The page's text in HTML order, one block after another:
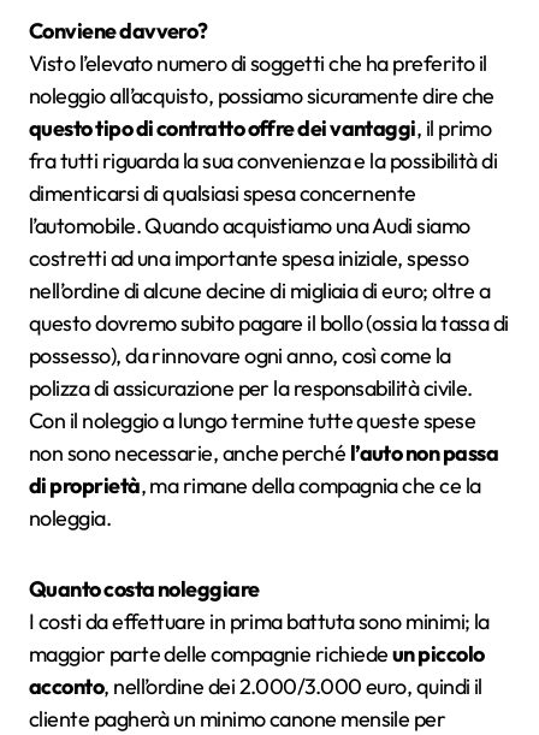
Conviene davvero?
Visto l’elevato numero di soggetti che ha preferito il
noleggio all’acquisto, possiamo sicuramente dire che
questo tipo di contratto offre dei vantaggi, il primo
fra tutti riguarda la sua convenienza e la possibilità di
dimenticarsi di qualsiasi spesa concernente
l’automobile. Quando acquistiamo una Audi siamo
costretti ad una importante spesa iniziale, spesso
nell’ordine di alcune decine di migliaia di euro; oltre a
questo dovremo subito pagare il bollo (ossia la tassa di
possesso), da rinnovare ogni anno, così come la
polizza di assicurazione per la responsabilità civile.
Con il noleggio a lungo termine tutte queste spese
non sono necessarie, anche perché l’auto non passa
di proprietà, ma rimane della compagnia che ce la
noleggia.
Quanto costa noleggiare
I costi da effettuare in prima battuta sono minimi; la
maggior parte delle compagnie richiedeun piccolo
acconto, nell’ordine dei 2.000/3.000 euro, quindi il
cliente pagherà un minimo canone mensile per